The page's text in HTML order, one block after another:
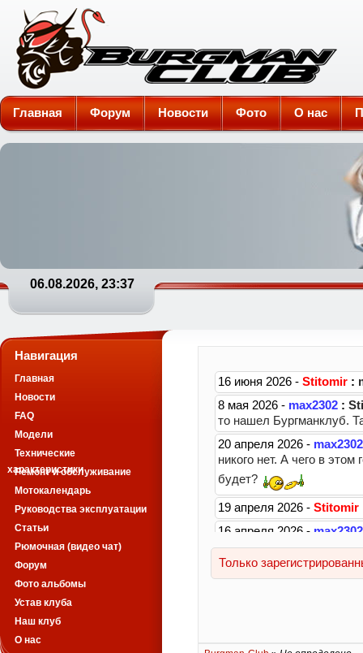
Burgman-Club
Главная Форум Новости Фото О нас
06.08.2026, 23:37
Навигация
Главная
Новости
FAQ
Модели
Технические
характеристики
Ремонт и обслуживание
Мотокалендарь
Руководства эксплуатации
Статьи
Рюмочная (видео чат)
Форум
Фото альбомы
Устав клуба
Наш клуб
О нас